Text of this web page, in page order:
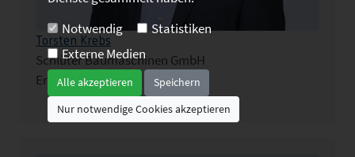
Torsten Krebs
Schlüter Baumaschinen GmbH
Erwitte
Notwendig
Statistiken
Externe Medien
Alle akzeptieren
Speichern
Nur notwendige Cookies akzeptieren